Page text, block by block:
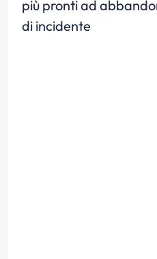
più pronti ad
di incidente